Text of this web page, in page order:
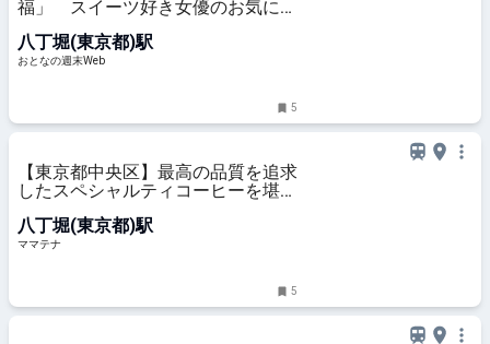
福」 スイーツ好き女優のお気に入
品
八丁堀(東京都)駅
おとなの週末Web
5
【東京都中央区】最高の品質を追求
したスペシャルティコーヒーを堪能
ママテナ
八丁堀(東京都)駅
ママテナ
5